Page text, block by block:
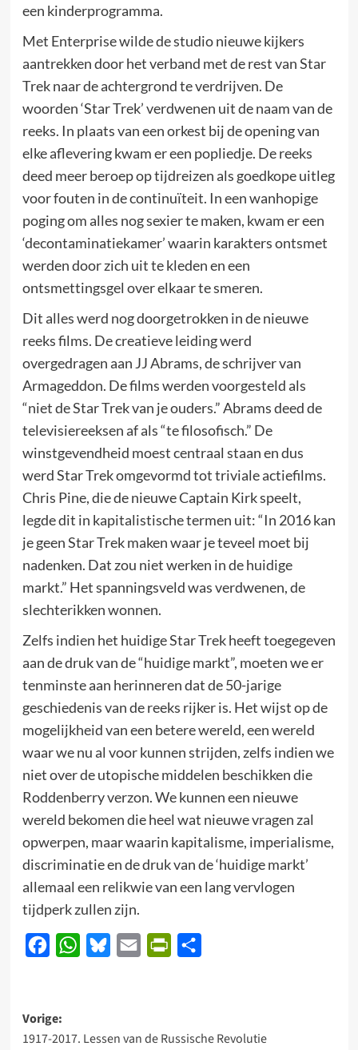
een kinderprogramma.
Met Enterprise wilde de studio nieuwe kijkers
aantrekken door het verband met de rest van Star
Trek naar de achtergrond te verdrijven. De
woorden ‘Star Trek’ verdwenen uit de naam van de
reeks. In plaats van een orkest bij de opening van
elke aflevering kwam er een popliedje. De reeks
deed meer beroep op tijdreizen als goedkope uitleg
voor fouten in de continuïteit. In een wanhopige
poging om alles nog sexier te maken, kwam er een
‘decontaminatiekamer’ waarin karakters ontsmet
werden door zich uit te kleden en een
ontsmettingsgel over elkaar te smeren.
Dit alles werd nog doorgetrokken in de nieuwe
reeks films. De creatieve leiding werd
overgedragen aan JJ Abrams, de schrijver van
Armageddon. De films werden voorgesteld als
“niet de Star Trek van je ouders.” Abrams deed de
televisiereeksen af als “te filosofisch.” De
winstgevendheid moest centraal staan en dus
werd Star Trek omgevormd tot triviale actiefilms.
Chris Pine, die de nieuwe Captain Kirk speelt,
legde dit in kapitalistische termen uit: “In 2016 kan
je geen Star Trek maken waar je teveel moet bij
nadenken. Dat zou niet werken in de huidige
markt.” Het spanningsveld was verdwenen, de
slechterikken wonnen.
Zelfs indien het huidige Star Trek heeft toegegeven
aan de druk van de “huidige markt”, moeten we er
tenminste aan herinneren dat de 50-jarige
geschiedenis van de reeks rijker is. Het wijst op de
mogelijkheid van een betere wereld, een wereld
waar we nu al voor kunnen strijden, zelfs indien we
niet over de utopische middelen beschikken die
Roddenberry verzon. We kunnen een nieuwe
wereld bekomen die heel wat nieuwe vragen zal
opwerpen, maar waarin kapitalisme, imperialisme,
discriminatie en de druk van de ‘huidige markt’
allemaal een relikwie van een lang vervlogen
tijdperk zullen zijn.
FacebookWhatsApp
BlueskyEmail PrintFriendly
Bericht
Vorige:
1917-2017. Lessen van de Russische Revolutie